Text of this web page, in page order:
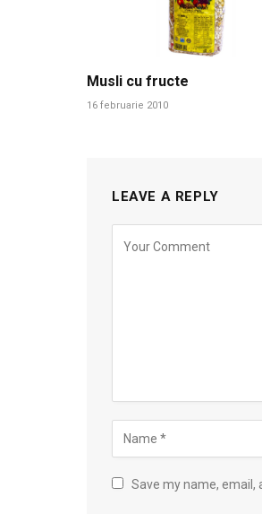
Musli cu fructe
16 februarie 2010
LEAVE A REPLY
Save my name,